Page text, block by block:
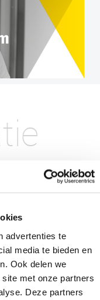
advertenties te
media te bieden en
Ook delen we
met onze partners
Deze partners
Elst Utrecht